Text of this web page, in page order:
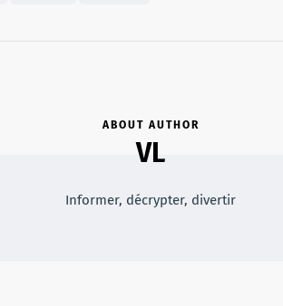
ABOUT AUTHOR
VL
Informer, décrypter, divertir